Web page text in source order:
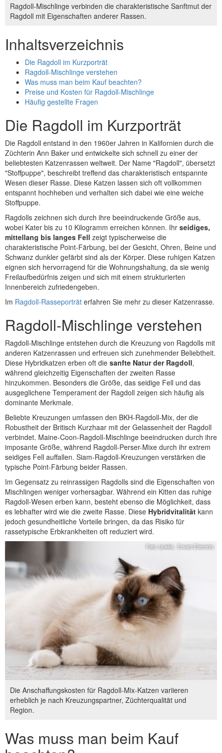
Ragdoll-Mischlinge verbinden die charakteristische Sanftmut der
Ragdoll mit Eigenschaften anderer Rassen.
Inhaltsverzeichnis
Die Ragdoll im Kurzporträt
Ragdoll-Mischlinge verstehen
Was muss man beim Kauf beachten?
Preise und Kosten für Ragdoll-Mischlinge
Häufig gestellte Fragen
Die Ragdoll im Kurzporträt
Die Ragdoll entstand in den 1960er Jahren in Kalifornien durch die
Züchterin Ann Baker und entwickelte sich schnell zu einer der
beliebtesten Katzenrassen weltweit. Der Name "Ragdoll", übersetzt
"Stoffpuppe", beschreibt treffend das charakteristisch entspannte
Wesen dieser Rasse. Diese Katzen lassen sich oft vollkommen
entspannt hochheben und verhalten sich dabei wie eine weiche
Stoffpuppe.
Ragdolls zeichnen sich durch ihre beeindruckende Größe aus,
wobei Kater bis zu 10 Kilogramm erreichen können. Ihr seidiges,
mittellang bis langes Fell zeigt typischerweise die
charakteristische Point-Färbung, bei der Gesicht, Ohren, Beine und
Schwanz dunkler gefärbt sind als der Körper. Diese ruhigen Katzen
eignen sich hervorragend für die Wohnungshaltung, da sie wenig
Freilaufbedürfnis zeigen und sich mit einem strukturierten
Innenbereich zufriedengeben.
Im Ragdoll-Rasseporträt erfahren Sie mehr zu dieser Katzenrasse.
Ragdoll-Mischlinge verstehen
Ragdoll-Mischlinge entstehen durch die Kreuzung von Ragdolls mit
anderen Katzenrassen und erfreuen sich zunehmender Beliebtheit.
Diese Hybridkatzen erben oft die sanfte Natur der Ragdoll,
während gleichzeitig Eigenschaften der zweiten Rasse
hinzukommen. Besonders die Größe, das seidige Fell und das
ausgeglichene Temperament der Ragdoll zeigen sich häufig als
dominante Merkmale.
Beliebte Kreuzungen umfassen den BKH-Ragdoll-Mix, der die
Robustheit der Britisch Kurzhaar mit der Gelassenheit der Ragdoll
verbindet. Maine-Coon-Ragdoll-Mischlinge beeindrucken durch ihre
imposante Größe, während Ragdoll-Perser-Mixe durch ihr extrem
seidiges Fell auffallen. Siam-Ragdoll-Kreuzungen verstärken die
typische Point-Färbung beider Rassen.
Im Gegensatz zu reinrassigen Ragdolls sind die Eigenschaften von
Mischlingen weniger vorhersagbar. Während ein Kitten das ruhige
Ragdoll-Wesen erben kann, besteht ebenso die Möglichkeit, dass
es lebhafter wird wie die zweite Rasse. Diese Hybridvitalität kann
jedoch gesundheitliche Vorteile bringen, da das Risiko für
rassetypische Erbkrankheiten oft reduziert wird.
Die Anschaffungskosten für Ragdoll-Mix-Katzen variieren
erheblich je nach Kreuzungspartner, Züchterqualität und
Region.
Foto: tan4ikk, Envato Elements
Was muss man beim Kauf